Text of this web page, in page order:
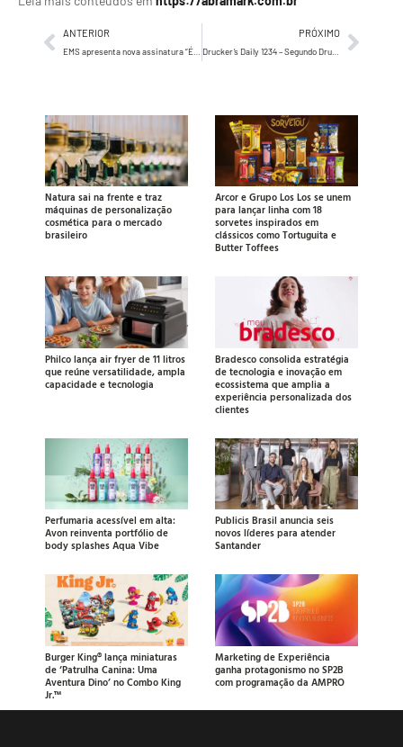
ANTERIOR PRÓXIMO
Drucker’s Daily 1234 – Segundo Drucker, Recursos Humanos, a maior oportunidade…
Natura sai na frente e traz
máquinas de personalização
cosmética para o mercado
brasileiro
Arcor e Grupo Los Los se unem
para lançar linha com 18
sorvetes inspirados em
clássicos como Tortuguita e
Butter Toffees
Philco lança air fryer de 11 litros
que reúne versatilidade, ampla
capacidade e tecnologia
Bradesco consolida estratégia
de tecnologia e inovação em
ecossistema que amplia a
experiência personalizada dos
clientes
Perfumaria acessível em alta:
Avon reinventa portfólio de
body splashes Aqua Vibe
Publicis Brasil anuncia seis
novos líderes para atender
Santander
Burger King® lança miniaturas
de ‘Patrulha Canina: Uma
Aventura Dino’ no Combo King
Jr.™
Marketing de Experiência
ganha protagonismo no SP2B
com programação da AMPRO